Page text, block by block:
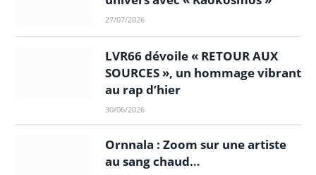
27/07/2026
LVR66 dévoile « RETOUR AUX
SOURCES », un hommage vibrant
au rap d’hier
30/06/2026
Ornnala : Zoom sur une artiste
au sang chaud…